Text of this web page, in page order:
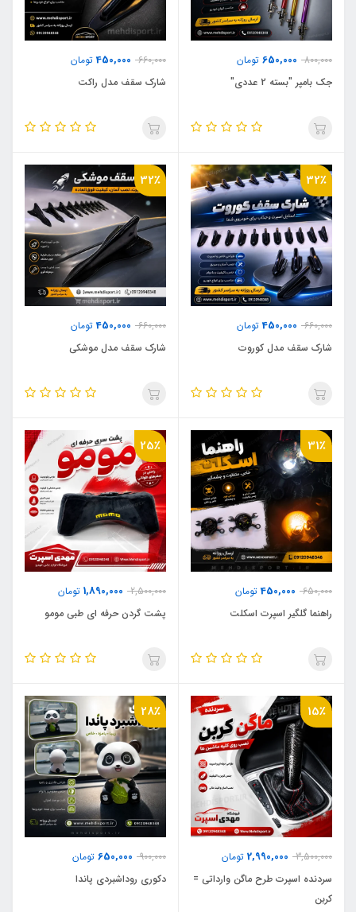
800,000
650,000 تومان
جک بامپر "بسته 2 عددی"
660,000
450,000تومان
شارک سقف مدل راکت
32٪
660,000
450,000تومان
شارک سقف مدل کوروت
32٪
660,000
450,000تومان
شارک سقف مدل موشکی
31٪
650,000
450,000تومان
راهنما گلگیر اسپرت اسکلت
25٪
2,500,000
1,890,000 تومان
پشت گردن حرفه ای طبی مومو
15٪
3,500,000
2,990,000 تومان
سردنده اسپرت طرح ماگن وارداتی =
کربن
28٪
900,000
650,000 تومان
دکوری روداشبردی پاندا